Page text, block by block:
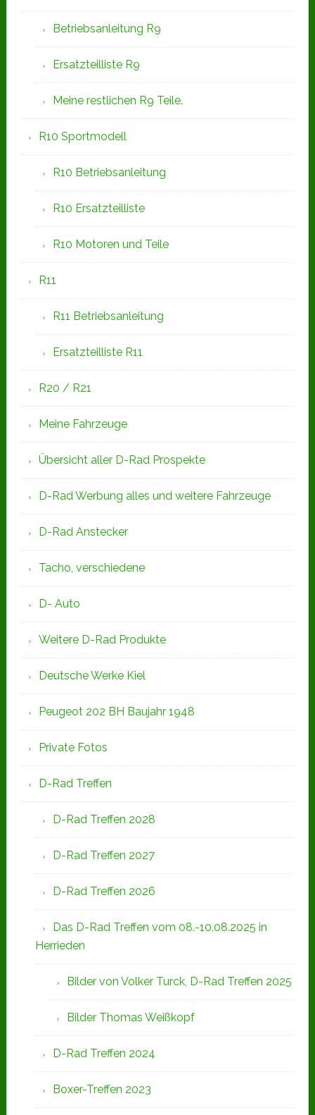
Betriebsanleitung R9
Ersatzteilliste R9
Meine restlichen R9 Teile.
R10 Sportmodell
R10 Betriebsanleitung
R10 Ersatzteilliste
R10 Motoren und Teile
R11
R11 Betriebsanleitung
Ersatzteilliste R11
R20 / R21
Meine Fahrzeuge
Übersicht aller D-Rad Prospekte
D-Rad Werbung alles und weitere Fahrzeuge
D-Rad Anstecker
Tacho, verschiedene
D- Auto
Weitere D-Rad Produkte
Deutsche Werke Kiel
Peugeot 202 BH Baujahr 1948
Private Fotos
D-Rad Treffen
D-Rad Treffen 2028
D-Rad Treffen 2027
D-Rad Treffen 2026
Das D-Rad Treffen vom 08.-10.08.2025 in
Herrieden
Bilder von Volker Turck, D-Rad Treffen 2025
Bilder Thomas Weißkopf
D-Rad Treffen 2024
Boxer-Treffen 2023